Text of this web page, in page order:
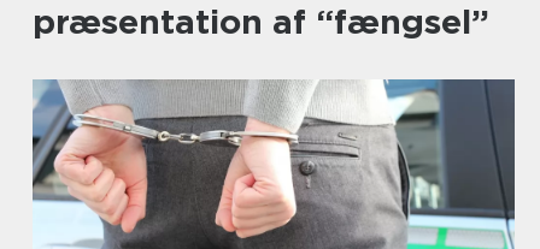
præsentation af “fængsel”